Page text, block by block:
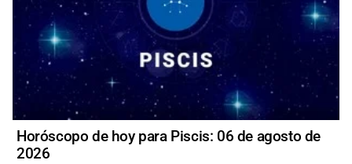
Horóscopo de hoy para Piscis: 06 de agosto de
2026